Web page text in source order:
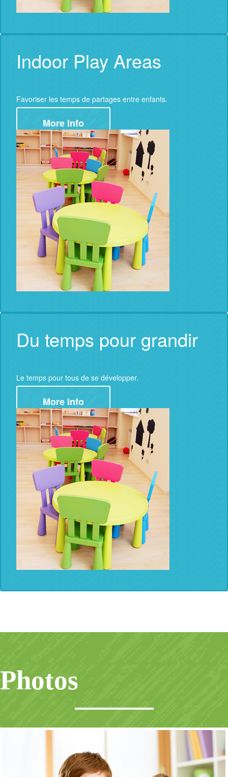
Indoor Play Areas
Favoriser les temps de partages entre enfants.
More Info
Du temps pour grandir
Le temps pour tous de se développer.
More Info
Photos